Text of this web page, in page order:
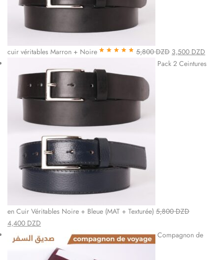
cuir véritables Marron + Noire 5,800DZD 3,500 DZD
Pack 2 Ceintures
en Cuir Véritables Noire + Bleue (MAT + Texturée) 5,800DZD
4,400 DZD
Compagnon de